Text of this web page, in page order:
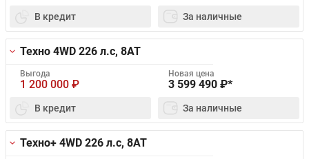
В кредит За наличные
Техно 4WD 226 л.с, 8AT
Выгода
1 200 000 ₽
Новая цена
3 599 490 ₽*
В кредит За наличные
Техно+ 4WD 226 л.с, 8AT